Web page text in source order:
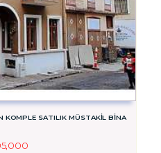
KOMPLE SATILIK MÜSTAKIL BINA